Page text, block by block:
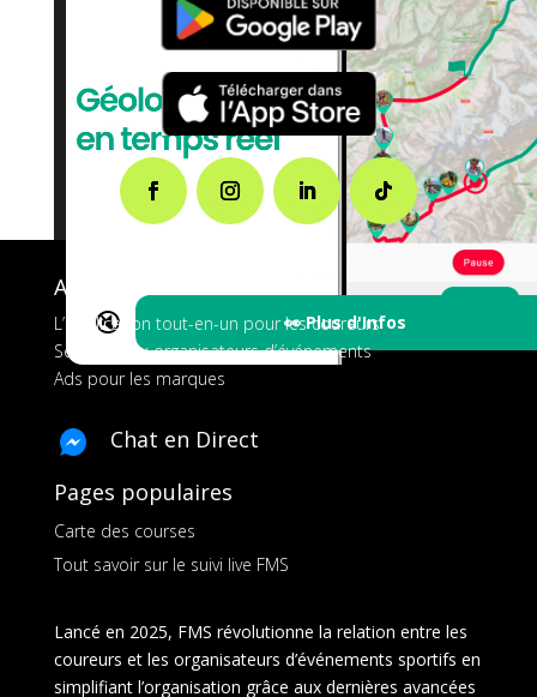
🔇 👀 Plus d'Infos
A propos de FMS
L’application tout-en-un pour les coureurs
Services aux organisateurs d’événements
Ads pour les marques
Chat en Direct
Pages populaires
Carte des courses
Tout savoir sur le suivi live FMS
Lancé en 2025, FMS révolutionne la relation entre les
coureurs et les organisateurs d’événements sportifs en
simplifiant l’organisation grâce aux dernières avancées